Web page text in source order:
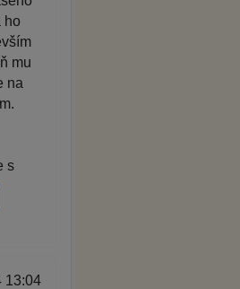
ho
mu
na
s
13:04